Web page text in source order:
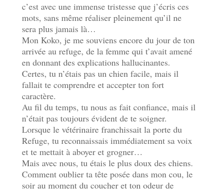
c’est avec une immense tristesse que j’écris ces
mots, sans même réaliser pleinement qu’il ne
sera plus jamais là…
Mon Koko, je me souviens encore du jour de ton
arrivée au refuge, de la femme qui t’avait amené
en donnant des explications hallucinantes.
Certes, tu n’étais pas un chien facile, mais il
fallait te comprendre et accepter ton fort
caractère.
Au fil du temps, tu nous as fait confiance, mais il
n’était pas toujours évident de te soigner.
Lorsque le vétérinaire franchissait la porte du
Refuge, tu reconnaissais immédiatement sa voix
et te mettait à aboyer et grogner…
Mais avec nous, tu étais le plus doux des chiens.
Comment oublier ta tête posée dans mon cou, le
soir au moment du coucher et ton odeur de